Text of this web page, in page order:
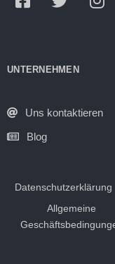
UNTERNEHMEN
Uns kontaktieren
Blog
Datenschutzerklärung
Allgemeine